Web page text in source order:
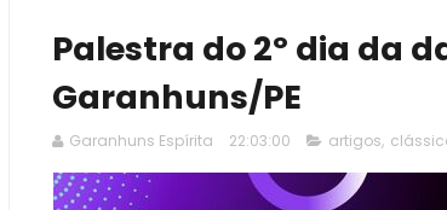
Palestra do 2º dia da
Garanhuns/PE
Garanhuns Espírita 22:03:00 artigos,